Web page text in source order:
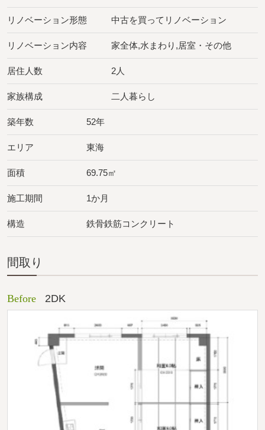
リノベーション形態 中古を買ってリノベーション
リノベーション内容 家全体,水まわり,居室・その他
居住人数 2人
家族構成 二人暮らし
築年数 52年
エリア 東海
面積 69.75㎡
施工期間 1か月
構造 鉄骨鉄筋コンクリート
間取り
Before 2DK